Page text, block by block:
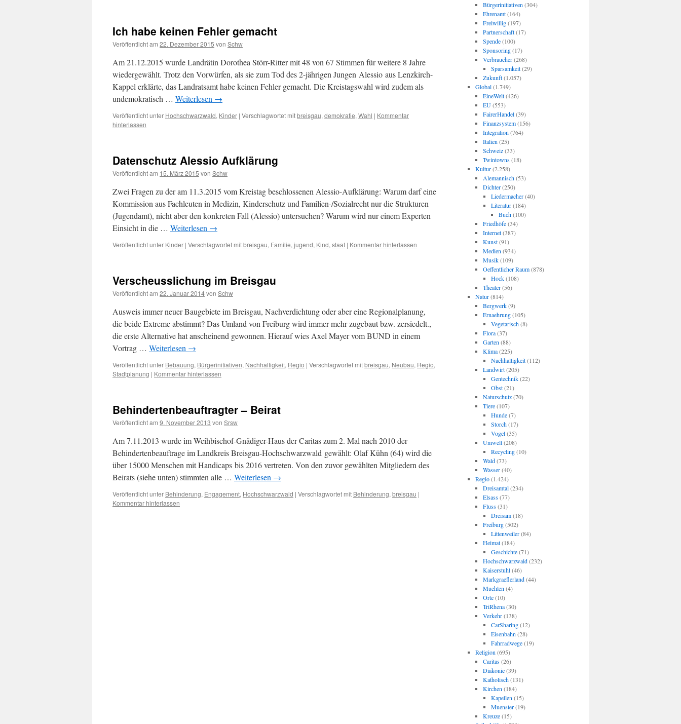
Ich habe keinen Fehler gemacht
Veröffentlicht am 22. Dezember 2015 von Schw
Am 21.12.2015 wurde Landrätin Dorothea Störr-Ritter mit 48 von 67 Stimmen für weitere 8 Jahre
wiedergewählt. Trotz den Vorwürfen, als sie zum Tod des 2-jährigen Jungen Alessio aus Lenzkirch-
Kappel erklärte, das Landratsamt habe keinen Fehler gemacht. Die Kreistagswahl wird zudem als
undemokratisch … Weiterlesen →
Veröffentlicht unter Hochschwarzwald, Kinder | Verschlagwortet mitbreisgau, demokratie, Wahl | Kommentar
hinterlassen
Datenschutz Alessio Aufklärung
Veröffentlicht am 15. März 2015 von Schw
Zwei Fragen zu der am 11.3.2015 vom Kreistag beschlossenen Alessio-Aufklärung: Warum darf eine
Kommission aus Fachleuten in Medizin, Kinderschutz und Familien-/Sozialrecht nur die Strukturen
(Jugendamt), nicht aber den konkreten Fall (Alessio) untersuchen? Warum wird nur einem Experten
Einsicht in die … Weiterlesen →
Veröffentlicht unter Kinder | Verschlagwortet mitbreisgau, Familie, jugend, Kind, staat | Kommentar hinterlassen
Verscheusslichung im Breisgau
Veröffentlicht am 22. Januar 2014von Schw
Ausweis immer neuer Baugebiete im Breisgau, Nachverdichtung oder aber eine Regionalplanung,
die beide Extreme abstimmt? Das Umland von Freiburg wird immer mehr zugebaut bzw. zersiedelt.,
die erste Alternative hat anscheinend gewonnen. Hierauf wies Axel Mayer vom BUND in einem
Vortrag … Weiterlesen →
Veröffentlicht unter Bebauung, Bürgerinitiativen, Nachhaltigkeit, Regio | Verschlagwortet mitbreisgau, Neubau, Regio,
Stadtplanung | Kommentar hinterlassen
Behindertenbeauftragter – Beirat
Veröffentlicht am 9. November 2013 von Srsw
Am 7.11.2013 wurde im Weihbischof-Gnädiger-Haus der Caritas zum 2. Mal nach 2010 der
Behindertenbeauftrage im Landkreis Breisgau-Hochschwarzwald gewählt: Olaf Kühn (64) wird die
über 15000 Menschen mit Handicaps bis 2016 vertreten. Von den zuvor gewählten Mitgliedern des
Beirats (siehe unten) stimmten alle … Weiterlesen →
Veröffentlicht unter Behinderung, Engagement, Hochschwarzwald | Verschlagwortet mit Behinderung, breisgau |
Kommentar hinterlassen
Bürgerinitiativen (304)
Ehrenamt(164)
Freiwillig(197)
Partnerschaft(17)
Spende(100)
Sponsoring(17)
Verbraucher(268)
Sparsamkeit(29)
Zukunft(1.057)
Global(1.749)
EineWelt(426)
EU(553)
FairerHandel(39)
Finanzsystem(156)
Integration (764)
Italien (25)
Schweiz(33)
Twintowns(18)
Kultur(2.258)
Alemannisch(53)
Dichter(250)
Liedermacher(40)
Literatur(184)
Buch(100)
Friedhöfe(34)
Internet(387)
Kunst(91)
Medien (934)
Musik(109)
Oeffentlicher Raum(878)
Hock(108)
Theater(56)
Natur(814)
Bergwerk(9)
Ernaehrung(105)
Vegetarisch(8)
Flora(37)
Garten (88)
Klima(225)
Nachhaltigkeit(112)
Landwirt(205)
Gentechnik(22)
Obst(21)
Naturschutz(70)
Tiere(107)
Hunde(7)
Storch(17)
Vogel(35)
Umwelt(208)
Recycling(10)
Wald(73)
Wasser(40)
Regio(1.424)
Dreisamtal(234)
Elsass(77)
Fluss(31)
Dreisam(18)
Freiburg(502)
Littenweiler(84)
Heimat(184)
Geschichte(71)
Hochschwarzwald(232)
Kaiserstuhl(46)
Markgraeflerland(44)
Muehlen (4)
Orte(10)
TriRhena(30)
Verkehr(138)
CarSharing(12)
Eisenbahn (28)
Fahrradwege(19)
Religion (695)
Caritas(26)
Diakonie(39)
Katholisch(131)
Kirchen (184)
Kapellen (15)
Muenster(19)
Kreuze(15)